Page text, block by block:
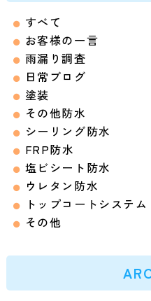
すべて
お客様の一言
雨漏り調査
日常ブログ
塗装
その他防水
シーリング防水
FRP防水
塩ビシート防水
ウレタン防水
トップコートシステム
その他